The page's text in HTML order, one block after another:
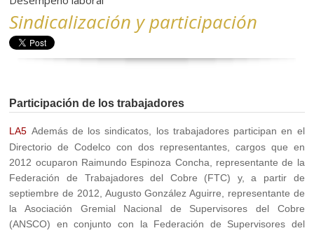
Sindicalización y participación
Participación de los trabajadores
LA5 Además de los sindicatos, los trabajadores participan en el
Directorio de Codelco con dos representantes, cargos que en
2012 ocuparon Raimundo Espinoza Concha, representante de la
Federación de Trabajadores del Cobre (FTC) y, a partir de
septiembre de 2012, Augusto González Aguirre, representante de
la Asociación Gremial Nacional de Supervisores del Cobre
(ANSCO) en conjunto con la Federación de Supervisores del